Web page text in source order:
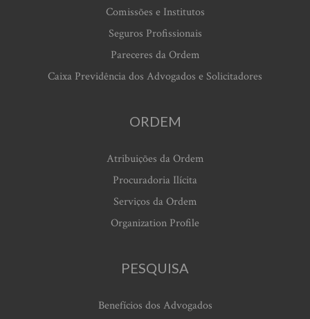
Comissões e Institutos
Seguros Profissionais
Pareceres da Ordem
Caixa Previdência dos Advogados e Solicitadores
ORDEM
Atribuições da Ordem
Procuradoria Ilícita
Serviços da Ordem
Organization Profile
PESQUISA
Benefícios dos Advogados